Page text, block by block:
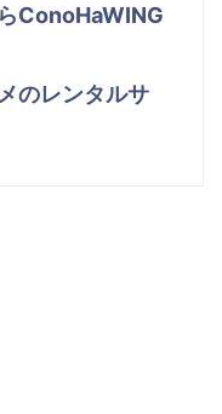
ConoHaWING
のレンタルサ